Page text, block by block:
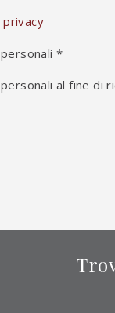
privacy
*
al fine di